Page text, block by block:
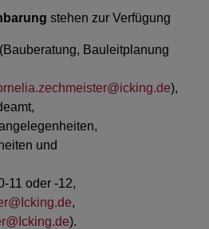
stehen zur Verfügung
Bauleitplanung
),
und
11 oder -12,
,
).